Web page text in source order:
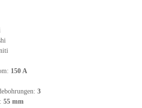
150 A
3
55 mm